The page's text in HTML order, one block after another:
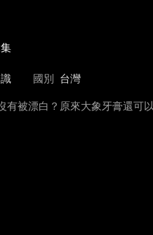
國別 台灣
有被漂白？原來大象牙膏還可